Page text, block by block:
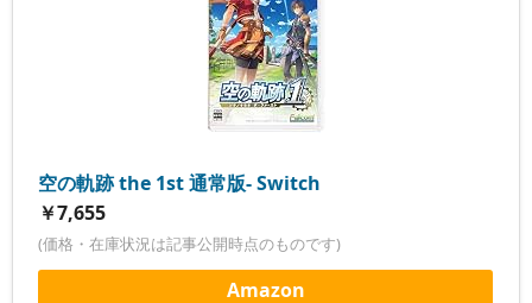
空の軌跡 the 1st 通常版- Switch
￥7,655
(価格・在庫状況は記事公開時点のものです)
Amazon